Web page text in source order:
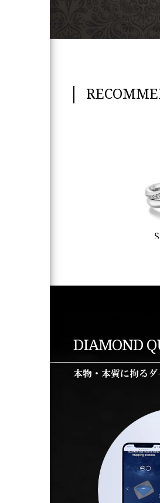
DIAMOND
本物・本質に拘る